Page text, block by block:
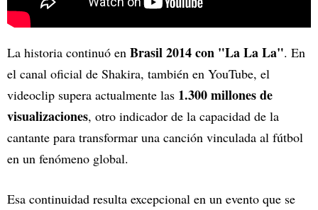
La historia continuó en Brasil 2014 con "La La La". En
el canal oficial de Shakira, también en YouTube, el
videoclip supera actualmente las 1.300 millones de
visualizaciones, otro indicador de la capacidad de la
cantante para transformar una canción vinculada al fútbol
en un fenómeno global.
Esa continuidad resulta excepcional en un evento que se